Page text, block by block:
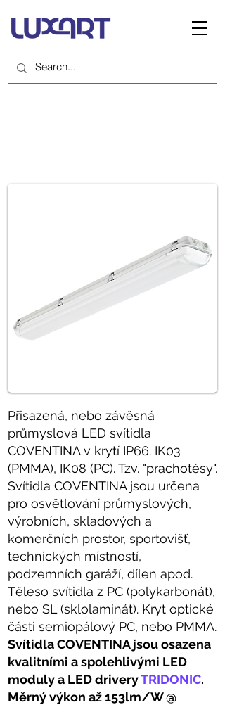
Přisazená, nebo závěsná
průmyslová LED svítidla
COVENTINA v krytí IP66. IK03
(PMMA), IK08 (PC). Tzv. "prachotěsy".
Svítidla COVENTINA jsou určena
pro osvětlování průmyslových,
výrobních, skladových a
komerčních prostor, sportovišť,
technických místností,
podzemních garáží, dílen apod.
Těleso svítidla z PC (polykarbonát),
nebo SL (sklolaminát). Kryt optické
části semiopálový PC, nebo PMMA.
Svítidla COVENTINA jsou osazena
kvalitními a spolehlivými LED
moduly a LED driveryTRIDONIC.
Měrný výkon až 153lm/W @